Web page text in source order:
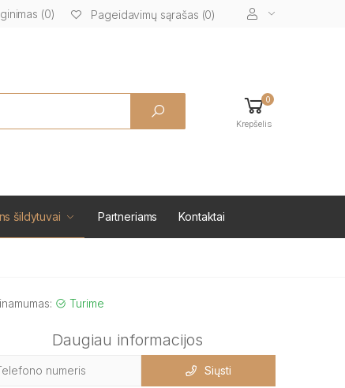
(0) Pageidavimų sąrašas (0)
0
Krepšelis
šildytuvai Partneriams Kontaktai
Turime
Daugiau informacijos
Siųsti